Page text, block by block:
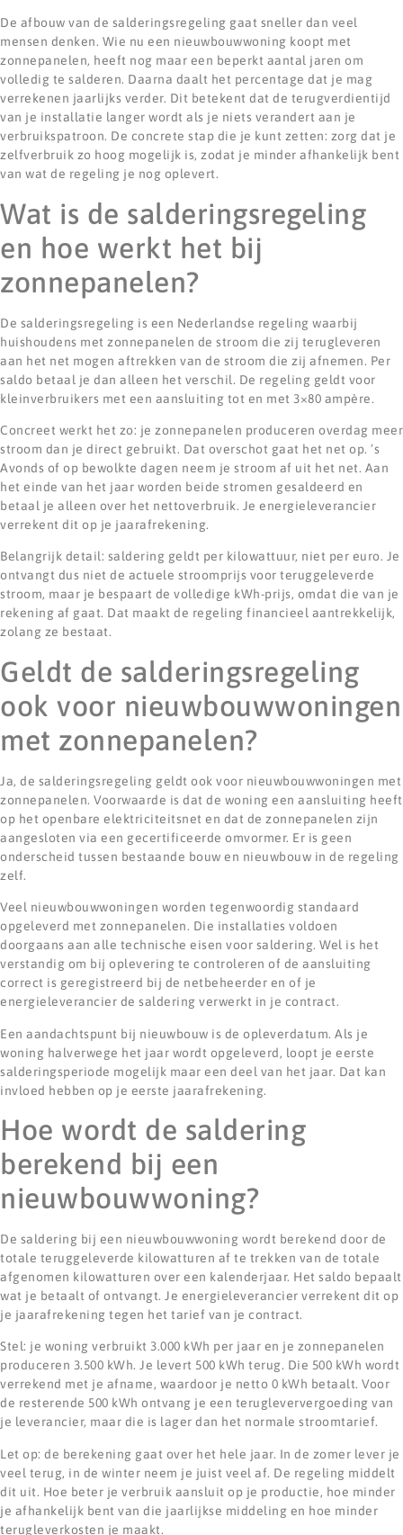
De afbouw van de salderingsregeling gaat sneller dan veel
mensen denken. Wie nu een nieuwbouwwoning koopt met
zonnepanelen, heeft nog maar een beperkt aantal jaren om
volledig te salderen. Daarna daalt het percentage dat je mag
verrekenen jaarlijks verder. Dit betekent dat de terugverdientijd
van je installatie langer wordt als je niets verandert aan je
verbruikspatroon. De concrete stap die je kunt zetten: zorg dat je
zelfverbruik zo hoog mogelijk is, zodat je minder afhankelijk bent
van wat de regeling je nog oplevert.
Wat is de salderingsregeling
en hoe werkt het bij
zonnepanelen?
De salderingsregeling is een Nederlandse regeling waarbij
huishoudens met zonnepanelen de stroom die zij terugleveren
aan het net mogen aftrekken van de stroom die zij afnemen. Per
saldo betaal je dan alleen het verschil. De regeling geldt voor
kleinverbruikers met een aansluiting tot en met 3×80 ampère.
Concreet werkt het zo: je zonnepanelen produceren overdag meer
stroom dan je direct gebruikt. Dat overschot gaat het net op. ’s
Avonds of op bewolkte dagen neem je stroom af uit het net. Aan
het einde van het jaar worden beide stromen gesaldeerd en
betaal je alleen over het nettoverbruik. Je energieleverancier
verrekent dit op je jaarafrekening.
Belangrijk detail: saldering geldt per kilowattuur, niet per euro. Je
ontvangt dus niet de actuele stroomprijs voor teruggeleverde
stroom, maar je bespaart de volledige kWh-prijs, omdat die van je
rekening af gaat. Dat maakt de regeling financieel aantrekkelijk,
zolang ze bestaat.
Geldt de salderingsregeling
ook voor nieuwbouwwoningen
met zonnepanelen?
Ja, de salderingsregeling geldt ook voor nieuwbouwwoningen met
zonnepanelen. Voorwaarde is dat de woning een aansluiting heeft
op het openbare elektriciteitsnet en dat de zonnepanelen zijn
aangesloten via een gecertificeerde omvormer. Er is geen
onderscheid tussen bestaande bouw en nieuwbouw in de regeling
zelf.
Veel nieuwbouwwoningen worden tegenwoordig standaard
opgeleverd met zonnepanelen. Die installaties voldoen
doorgaans aan alle technische eisen voor saldering. Wel is het
verstandig om bij oplevering te controleren of de aansluiting
correct is geregistreerd bij de netbeheerder en of je
energieleverancier de saldering verwerkt in je contract.
Een aandachtspunt bij nieuwbouw is de opleverdatum. Als je
woning halverwege het jaar wordt opgeleverd, loopt je eerste
salderingsperiode mogelijk maar een deel van het jaar. Dat kan
invloed hebben op je eerste jaarafrekening.
Hoe wordt de saldering
berekend bij een
nieuwbouwwoning?
De saldering bij een nieuwbouwwoning wordt berekend door de
totale teruggeleverde kilowatturen af te trekken van de totale
afgenomen kilowatturen over een kalenderjaar. Het saldo bepaalt
wat je betaalt of ontvangt. Je energieleverancier verrekent dit op
je jaarafrekening tegen het tarief van je contract.
Stel: je woning verbruikt 3.000 kWh per jaar en je zonnepanelen
produceren 3.500 kWh. Je levert 500 kWh terug. Die 500 kWh wordt
verrekend met je afname, waardoor je netto 0 kWh betaalt. Voor
de resterende 500 kWh ontvang je een terugleververgoeding van
je leverancier, maar die is lager dan het normale stroomtarief.
Let op: de berekening gaat over het hele jaar. In de zomer lever je
veel terug, in de winter neem je juist veel af. De regeling middelt
dit uit. Hoe beter je verbruik aansluit op je productie, hoe minder
je afhankelijk bent van die jaarlijkse middeling en hoe minder
terugleverkosten je maakt.